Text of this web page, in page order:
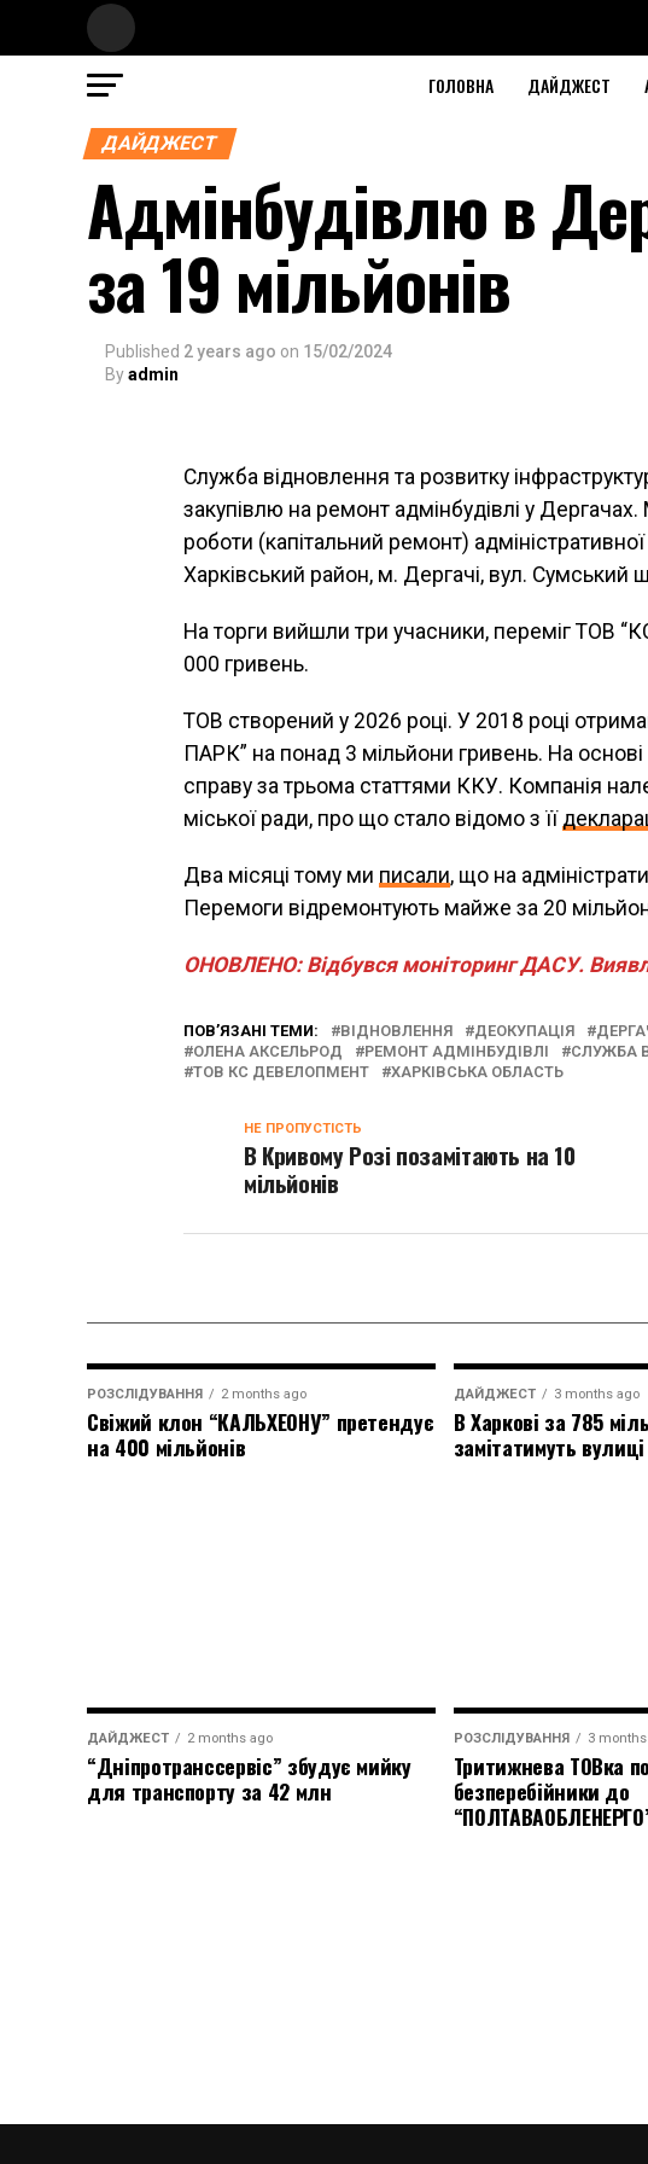
ГОЛОВНА ДАЙДЖЕСТ
ДАЙДЖЕСТ
Адмінбудівлю в
за 19 мільйонів
Published 2 years ago on 15/02/2024
Byadmin
Служба відновлення та розвитку
закупівлю на ремонт адмінбудівлі у
роботи (капітальний ремонт)
Харківський район, м. Дергачі, вул.
На торги вийшли три учасники, переміг ТОВ
000 гривень.
ТОВ створений у 2026 році. У 2018 році
ПАРК” на понад 3 мільйони гривень. На основі
справу за трьома статтями ККУ. Компанія
міської ради, про що стало відомо з її
Два місяці тому ми писали, що на
Перемоги відремонтують майже за 20
ОНОВЛЕНО: Відбувся моніторинг ДАСУ.
ПОВ’ЯЗАНІ ТЕМИ: ВІДНОВЛЕННЯ ДЕОКУПАЦІЯ
ОЛЕНА АКСЕЛЬРОД
РЕМОНТ АДМІНБУДІВЛІ СЛУЖБА
ТОВ КС ДЕВЕЛОПМЕНТ
ХАРКІВСЬКА ОБЛАСТЬ
НЕ ПРОПУСТІСТЬ
В Кривому Розі позамітають на 10
мільйонів
РОЗСЛІДУВАННЯ 2 months ago
Свіжий клон “КАЛЬХЕОНУ” претендує
на 400 мільйонів
ДАЙДЖЕСТ 3 months ago
В Харкові за 785
замітатимуть вулиці
ДАЙДЖЕСТ 2 months ago
“Дніпротранссервіс” збудує мийку
для транспорту за 42 млн
РОЗСЛІДУВАННЯ 3
Тритижнева ТОВка
безперебійники до